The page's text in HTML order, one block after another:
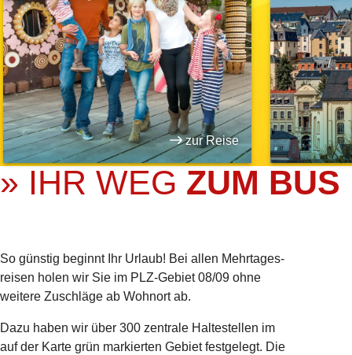
in
zur Reise
» IHR WEG ZUM BUS
So günstig beginnt Ihr Urlaub! Bei allen Mehrtages­
reisen holen wir Sie im PLZ-Gebiet 08/09 ohne
weitere Zuschläge ab Wohnort ab.
Dazu haben wir über 300 zentrale Haltestellen im
auf der Karte grün markierten Gebiet festgelegt. Die